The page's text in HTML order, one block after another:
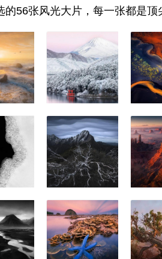
的56张风光大片，每一张都是